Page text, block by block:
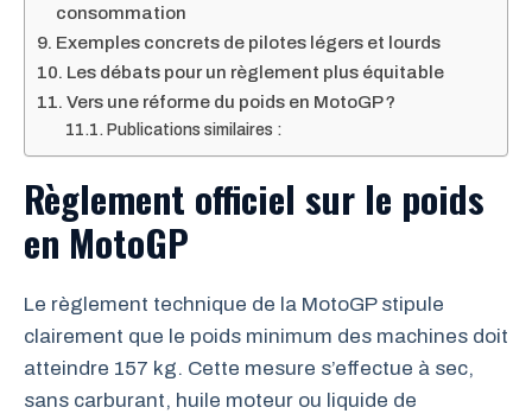
consommation
Exemples concrets de pilotes légers et lourds
Les débats pour un règlement plus équitable
Vers une réforme du poids en MotoGP ?
Publications similaires :
Règlement officiel sur le poids
en MotoGP
Le règlement technique de la MotoGP stipule
clairement que le poids minimum des machines doit
atteindre 157 kg. Cette mesure s’effectue à sec,
sans carburant, huile moteur ou liquide de